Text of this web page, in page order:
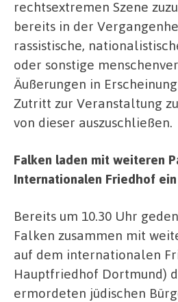
rechtsextremen Szene
be­reits in der
rassistische,
oder sonstige
Äußerungen in
Zutritt zur Veranstaltung
von dieser auszuschließen.
Falken laden mit weiteren
Internationalen Friedhof ein
Bereits um 10.30 Uhr
Falken zusammen mit
auf dem internationalen
Hauptfriedhof Dortmund)
ermordeten jüdischen